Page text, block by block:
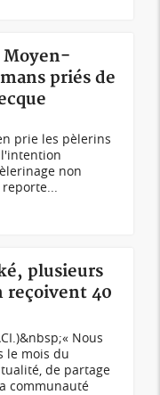
Moyen-
priés de
prie les pèlerins
non
plusieurs
reçoivent 40
Nous
le mois du
de partage
communauté